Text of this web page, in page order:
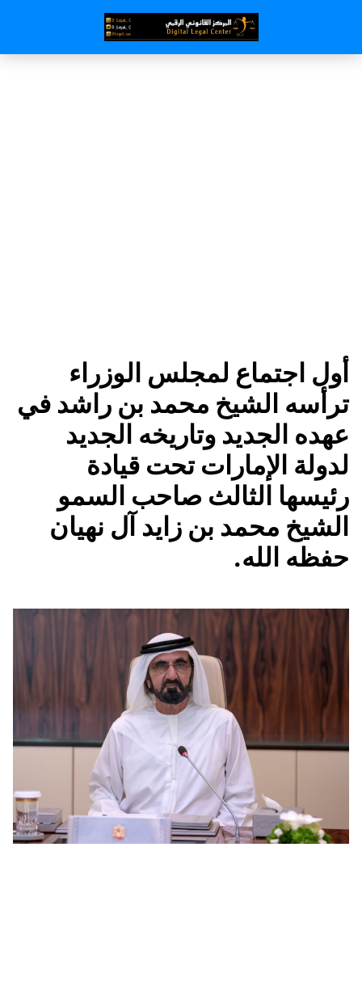
أول اجتماع لمجلس الوزراء
ترأسه الشيخ محمد بن راشد في
عهده الجديد وتاريخه الجديد
لدولة الإمارات تحت قيادة
رئيسها الثالث صاحب السمو
الشيخ محمد بن زايد آل نهيان
حفظه الله.